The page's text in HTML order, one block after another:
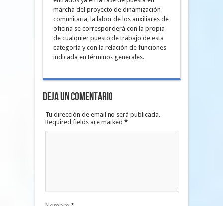
marcha del proyecto de dinamización
comunitaria, la labor de los auxiliares de
oficina se corresponderá con la propia
de cualquier puesto de trabajo de esta
categoría y con la relación de funciones
indicada en términos generales.
Deja un Comentario
Tu dirección de email no será publicada.
Required fields are marked *